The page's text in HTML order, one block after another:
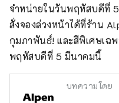
จำหน่ายในวันพฤหัสบดีที่
สั่งจองล่วงหน้าได้ที่ร้าน
กุมภาพันธ์! และสีพิเศษเฉพ
พฤหัสบดีที่ 5 มีนาคมนี้
บทความโดย